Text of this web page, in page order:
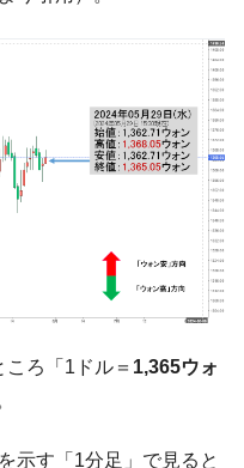
明白だ」
く不動産対策で浅薄な発
じく」投資に不適格な国
金の保有量を増やしま
段ではないのか？
日当たり1,214.4億ド
強く左右される状態
在明。李在明を支持しな
ラ政策室長が告発され
であり、空前の国政壟
ろ「1ドル＝ 1,365ウォ
示す「1分足」で見ると